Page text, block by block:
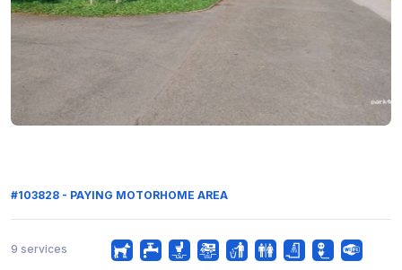
#103828 - PAYING MOTORHOME AREA
9 services